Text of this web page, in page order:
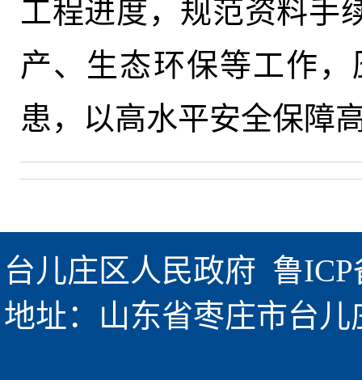
工程进度，规范资料手
产、生态环保等工作
患，以高水平安全保障
台儿庄区人民政府 鲁ICP
地址：山东省枣庄市台儿